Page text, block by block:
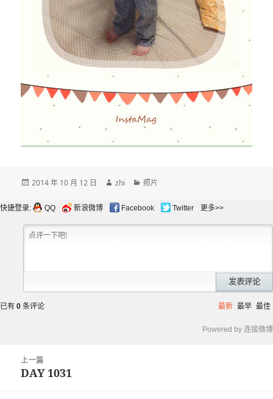
发
于
2014 年 10 月 12 日
作
zhi
分
照片
快捷登录: QQ 新浪微博 Facebook Twitter 更多>>
发表评论
已有 0 条评论 最新 最早 最佳
Powered by 连接微博
上一篇
上
DAY 1031